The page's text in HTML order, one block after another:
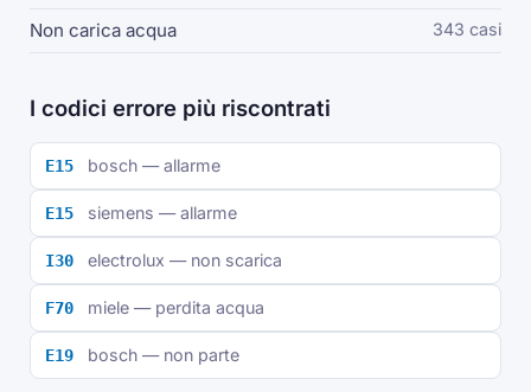
Non carica acqua 343 casi
I codici errore più riscontrati
E15 bosch — allarme
E15 siemens — allarme
I30 electrolux — non scarica
F70 miele — perdita acqua
E19 bosch — non parte